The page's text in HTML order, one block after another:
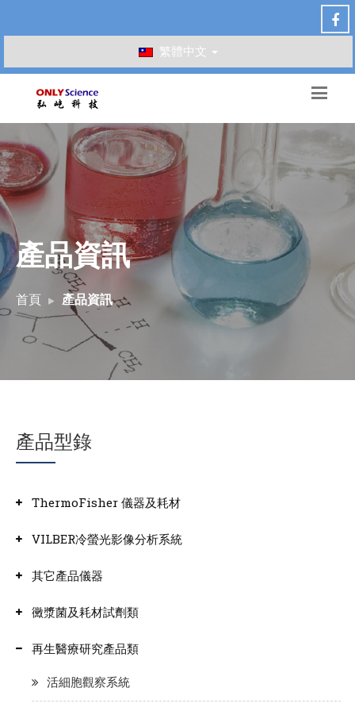
繁體中文
產品資訊
首頁 產品資訊
產品型錄
ThermoFisher 儀器及耗材
VILBER冷螢光影像分析系統
其它產品儀器
黴漿菌及耗材試劑類
再生醫療研究產品類
活細胞觀察系統